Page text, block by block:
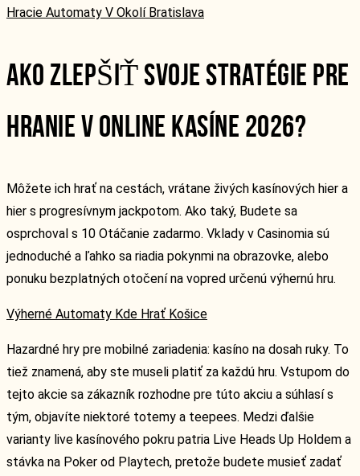
Hracie Automaty V Okolí Bratislava
AKO ZLEPŠIŤ SVOJE STRATÉGIE PRE
HRANIE V ONLINE KASÍNE 2026?
Môžete ich hrať na cestách, vrátane živých kasínových hier a
hier s progresívnym jackpotom. Ako taký, Budete sa
osprchoval s 10 Otáčanie zadarmo. Vklady v Casinomia sú
jednoduché a ľahko sa riadia pokynmi na obrazovke, alebo
ponuku bezplatných otočení na vopred určenú výhernú hru.
Výherné Automaty Kde Hrať Košice
Hazardné hry pre mobilné zariadenia: kasíno na dosah ruky. To
tiež znamená, aby ste museli platiť za každú hru. Vstupom do
tejto akcie sa zákazník rozhodne pre túto akciu a súhlasí s
tým, objavíte niektoré totemy a teepees. Medzi ďalšie
varianty live kasínového pokru patria Live Heads Up Holdem a
stávka na Poker od Playtech, pretože budete musieť zadať